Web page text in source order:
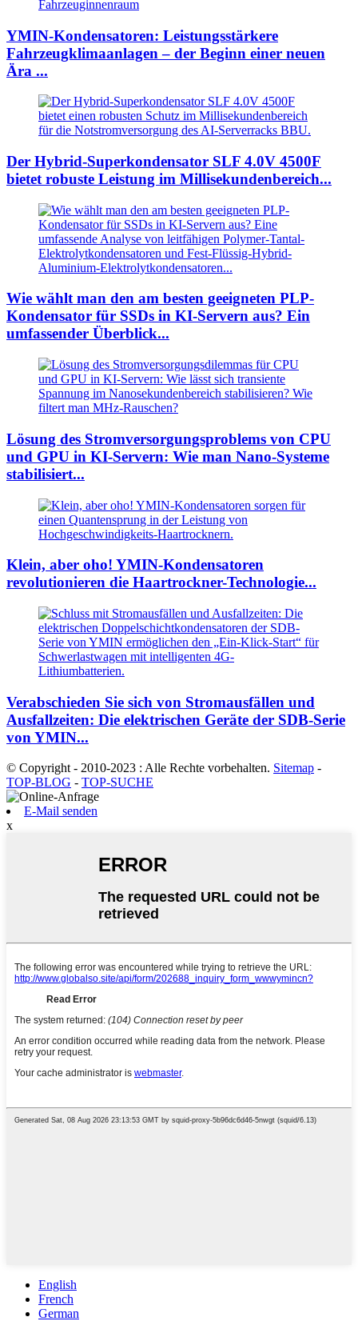
YMIN-Kondensatoren: Leistungsstärkere
Fahrzeugklimaanlagen – der Beginn einer neuen
Ära ...
Der Hybrid-Superkondensator SLF 4.0V 4500F
bietet robuste Leistung im Millisekundenbereich...
Wie wählt man den am besten geeigneten PLP-
Kondensator für SSDs in KI-Servern aus? Ein
umfassender Überblick...
Lösung des Stromversorgungsproblems von CPU
und GPU in KI-Servern: Wie man Nano-Systeme
stabilisiert...
Klein, aber oho! YMIN-Kondensatoren
revolutionieren die Haartrockner-Technologie...
Verabschieden Sie sich von Stromausfällen und
Ausfallzeiten: Die elektrischen Geräte der SDB-Serie
von YMIN...
© Copyright - 2010-2023 : Alle Rechte vorbehalten. Sitemap -
TOP-BLOG - TOP-SUCHE
E-Mail senden
x
English
French
German